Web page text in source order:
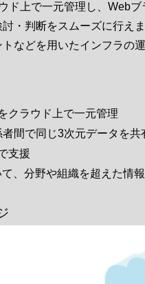
ド上で一元管理し、Web
・判断をスムーズに行えま
などを用いたインフラの
クラウド上で一元管理
間で同じ3次元データを共
支援
、分野や組織を超えた情